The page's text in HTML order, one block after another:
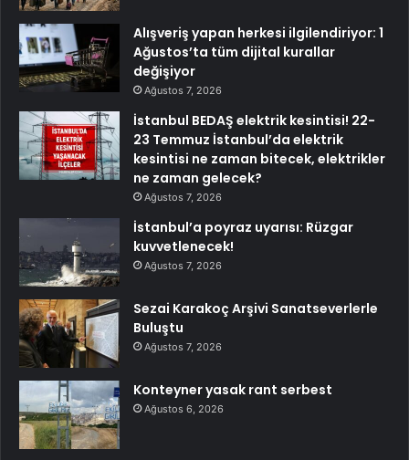
Alışveriş yapan herkesi ilgilendiriyor: 1
Ağustos’ta tüm dijital kurallar
değişiyor
Ağustos 7, 2026
İstanbul BEDAŞ elektrik kesintisi! 22-
23 Temmuz İstanbul’da elektrik
kesintisi ne zaman bitecek, elektrikler
ne zaman gelecek?
Ağustos 7, 2026
İstanbul’a poyraz uyarısı: Rüzgar
kuvvetlenecek!
Ağustos 7, 2026
Sezai Karakoç Arşivi Sanatseverlerle
Buluştu
Ağustos 7, 2026
Konteyner yasak rant serbest
Ağustos 6, 2026